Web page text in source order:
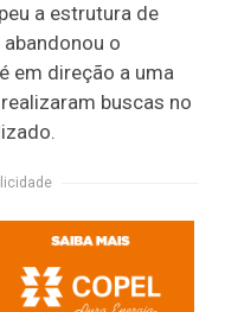
a estrutura de
o
em direção a uma
buscas no